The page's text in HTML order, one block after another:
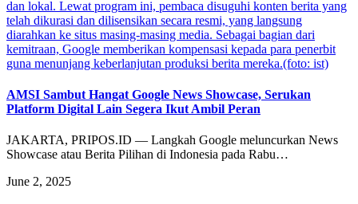
dan lokal. Lewat program ini, pembaca disuguhi konten berita yang
telah dikurasi dan dilisensikan secara resmi, yang langsung
diarahkan ke situs masing-masing media. Sebagai bagian dari
kemitraan, Google memberikan kompensasi kepada para penerbit
guna menunjang keberlanjutan produksi berita mereka.(foto: ist)
AMSI Sambut Hangat Google News Showcase, Serukan
Platform Digital Lain Segera Ikut Ambil Peran
JAKARTA, PRIPOS.ID — Langkah Google meluncurkan News
Showcase atau Berita Pilihan di Indonesia pada Rabu…
June 2, 2025